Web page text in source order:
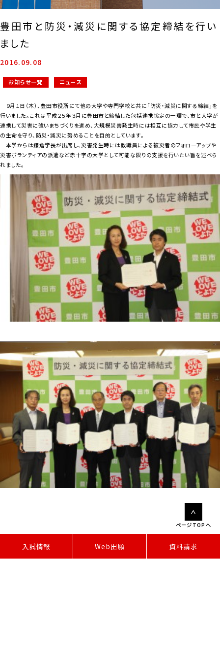
入試情報 Web出願 資料請求
豊田市と防災・減災に関する協定締結を行い
ました
2016.09.08
お知らせ一覧 ニュース
９月１日（木）、豊田市役所にて他の大学や専門学校と共に「防災・減災に関する締結」を
行いました。これは平成２５年３月に豊田市と締結した包括連携協定の一環で、市と大学が
連携して災害に強いまちづくりを進め、大規模災害発生時には相互に協力して市民や学生
の生命を守り、防災・減災に努めることを目的としています。
本学からは鎌倉学長が出席し、災害発生時には教職員による被災者のフォローアップや
災害ボランティアの派遣など赤十字の大学として可能な限りの支援を行いたい旨を述べら
れました。
ページTOPへ